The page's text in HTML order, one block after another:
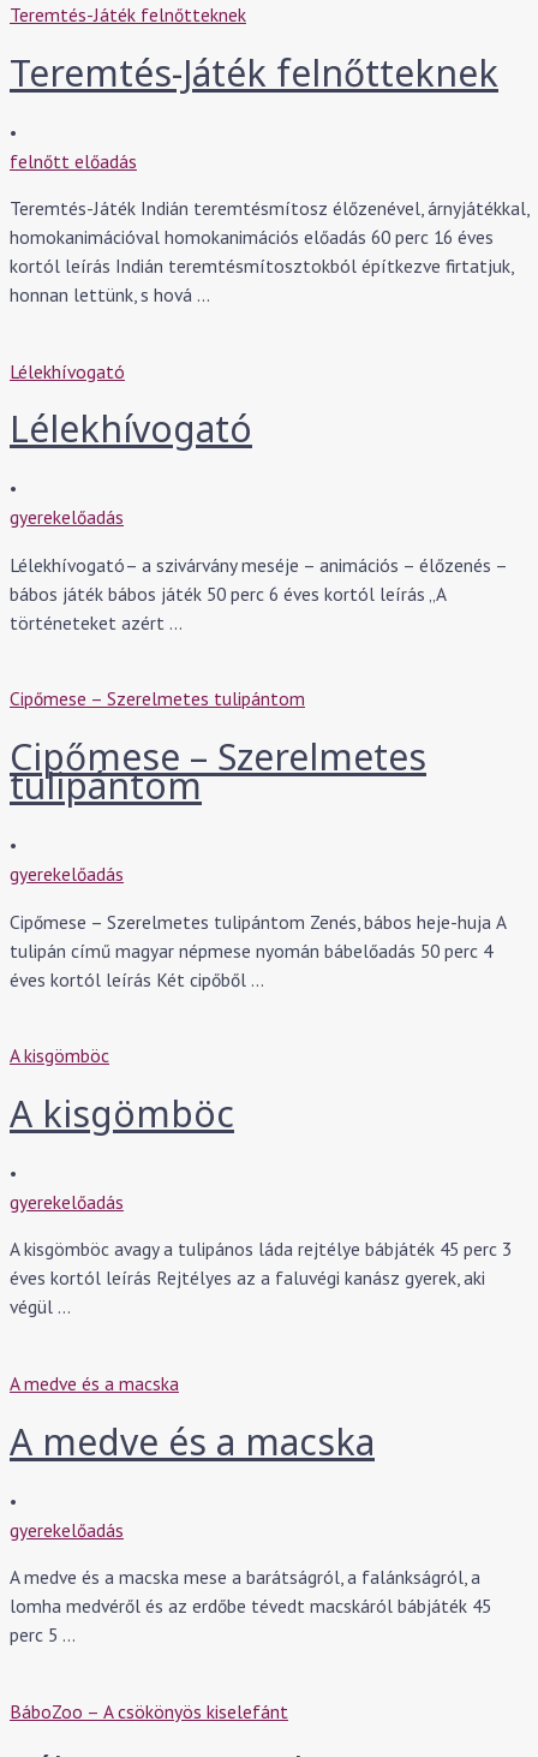
Teremtés-Játék felnőtteknek
Teremtés-Játék felnőtteknek
•
felnőtt előadás
Teremtés-Játék Indián teremtésmítosz élőzenével, árnyjátékkal,
homokanimációval homokanimációs előadás 60 perc 16 éves
kortól leírás Indián teremtésmítosztokból építkezve firtatjuk,
honnan lettünk, s hová …
Lélekhívogató
Lélekhívogató
•
gyerekelőadás
Lélekhívogató– a szivárvány meséje – animációs – élőzenés –
bábos játék bábos játék 50 perc 6 éves kortól leírás „A
történeteket azért …
Cipőmese – Szerelmetes tulipántom
Cipőmese – Szerelmetes
tulipántom
•
gyerekelőadás
Cipőmese – Szerelmetes tulipántom Zenés, bábos heje-huja A
tulipán című magyar népmese nyomán bábelőadás 50 perc 4
éves kortól leírás Két cipőből …
A kisgömböc
A kisgömböc
•
gyerekelőadás
A kisgömböc avagy a tulipános láda rejtélye bábjáték 45 perc 3
éves kortól leírás Rejtélyes az a faluvégi kanász gyerek, aki
végül …
A medve és a macska
A medve és a macska
•
gyerekelőadás
A medve és a macska mese a barátságról, a falánkságról, a
lomha medvéről és az erdőbe tévedt macskáról bábjáték 45
perc 5 …
BáboZoo – A csökönyös kiselefánt